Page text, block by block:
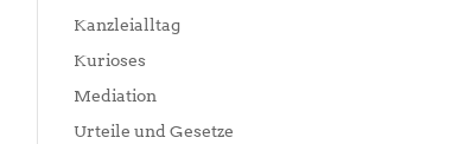
Kanzleialltag
Kurioses
Mediation
Urteile und Gesetze